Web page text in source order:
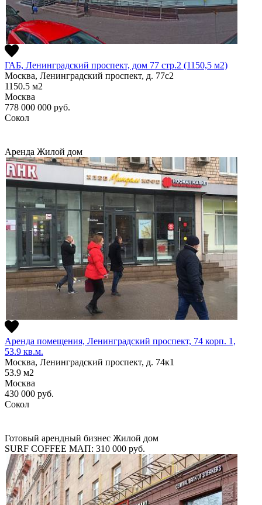
ГАБ, Ленинградский проспект, дом 77 стр.2 (1150,5 м2)
Москва, Ленинградский проспект, д. 77с2
1150.5 м2
Москва
778 000 000 руб.
Сокол
Аренда Жилой дом
Аренда помещения, Ленинградский проспект, 74 корп. 1,
53.9 кв.м.
Москва, Ленинградский проспект, д. 74к1
53.9 м2
Москва
430 000 руб.
Сокол
Готовый арендный бизнес Жилой дом
SURF COFFEE МАП: 310 000 руб.